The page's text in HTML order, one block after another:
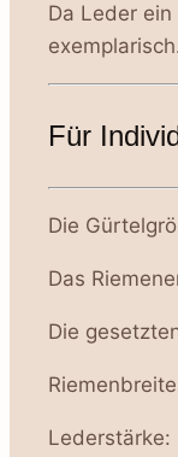
Da Leder
Für
Die
Das
Die
Lederstärke: